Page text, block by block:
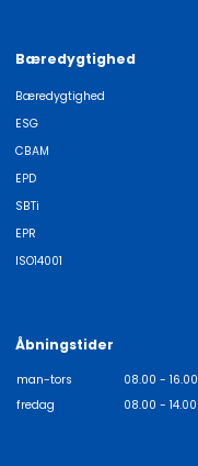
Bæredygtighed
Bæredygtighed
ESG
CBAM
EPD
SBTi
EPR
ISO14001
Åbningstider
man-tors
08.00 - 16.00
fredag
08.00 - 14.00